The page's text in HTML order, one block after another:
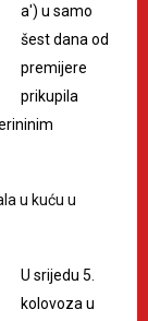
a') u samo
šest dana od
premijere
prikupila
u kuću u
U srijedu 5.
kolovoza u